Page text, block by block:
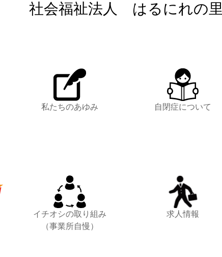
社会福祉法人 はるにれの里
私たちのあゆみ 自閉症について
イチオシの取り組み
（事業所自慢）
求人情報